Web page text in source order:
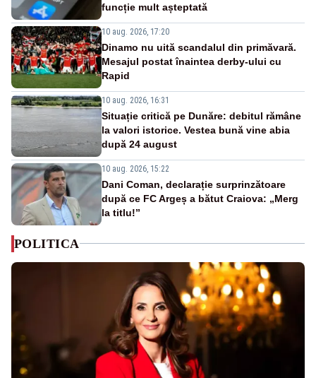
funcție mult așteptată
10 aug. 2026, 17:20
Dinamo nu uită scandalul din primăvară.
Mesajul postat înaintea derby-ului cu
Rapid
10 aug. 2026, 16:31
Situație critică pe Dunăre: debitul rămâne
la valori istorice. Vestea bună vine abia
după 24 august
10 aug. 2026, 15:22
Dani Coman, declarație surprinzătoare
după ce FC Argeș a bătut Craiova: „Merg
la titlu!”
POLITICA